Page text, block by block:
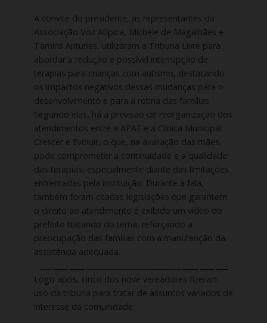
A convite do presidente, as representantes da
Associação Voz Atípica, Michele de Magalhães e
Tamiris Antunes, utilizaram a Tribuna Livre para
abordar a redução e possível interrupção de
terapias para crianças com autismo, destacando
os impactos negativos dessas mudanças para o
desenvolvimento e para a rotina das famílias.
Segundo elas, há a previsão de reorganização dos
atendimentos entre a APAE e a Clínica Municipal
Crescer e Evoluir, o que, na avaliação das mães,
pode comprometer a continuidade e a qualidade
das terapias, especialmente diante das limitações
enfrentadas pela instituição. Durante a fala,
também foram citadas legislações que garantem
o direito ao atendimento e exibido um vídeo do
prefeito tratando do tema, reforçando a
preocupação das famílias com a manutenção da
assistência adequada.
Logo após, cinco dos nove vereadores fizeram
uso da tribuna para tratar de assuntos variados de
interesse da comunidade.